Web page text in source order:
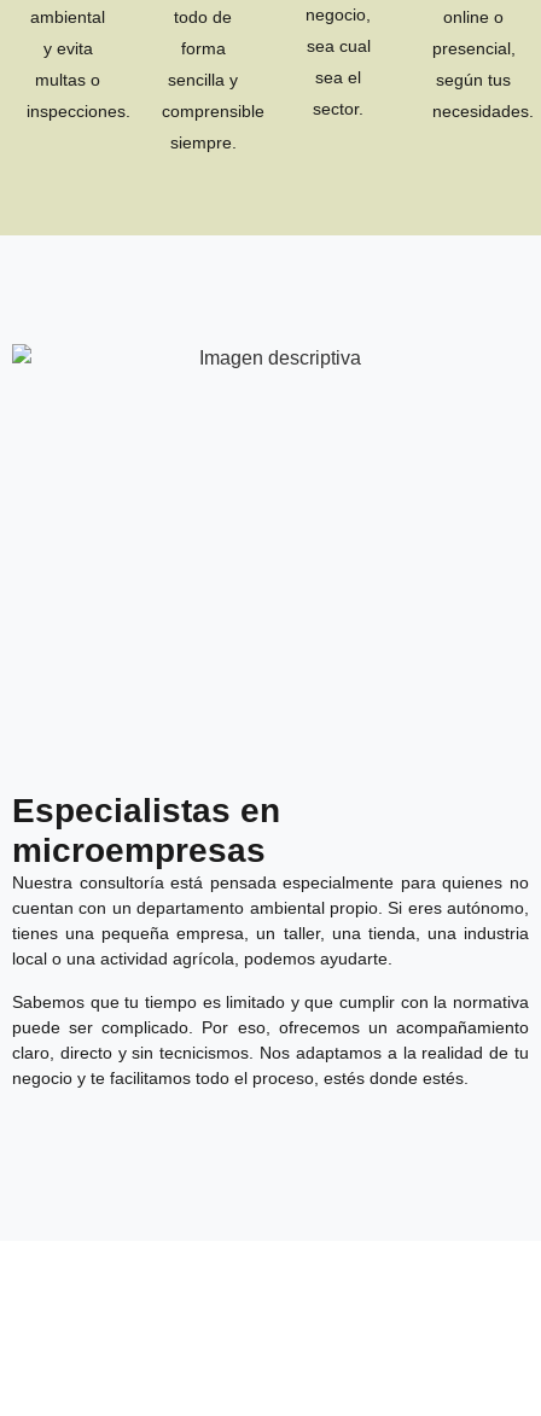
ambiental
y evita
multas o
inspecciones.
todo de
forma
sencilla y
comprensible
siempre.
negocio,
sea cual
sea el
sector.
online o
presencial,
según tus
necesidades.
Especialistas en
microempresas
Nuestra consultoría está pensada especialmente para quienes no
cuentan con un departamento ambiental propio. Si eres autónomo,
tienes una pequeña empresa, un taller, una tienda, una industria
local o una actividad agrícola, podemos ayudarte.
Sabemos que tu tiempo es limitado y que cumplir con la normativa
puede ser complicado. Por eso, ofrecemos un acompañamiento
claro, directo y sin tecnicismos. Nos adaptamos a la realidad de tu
negocio y te facilitamos todo el proceso, estés donde estés.